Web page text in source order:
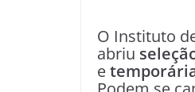
O Instituto
abriu
e